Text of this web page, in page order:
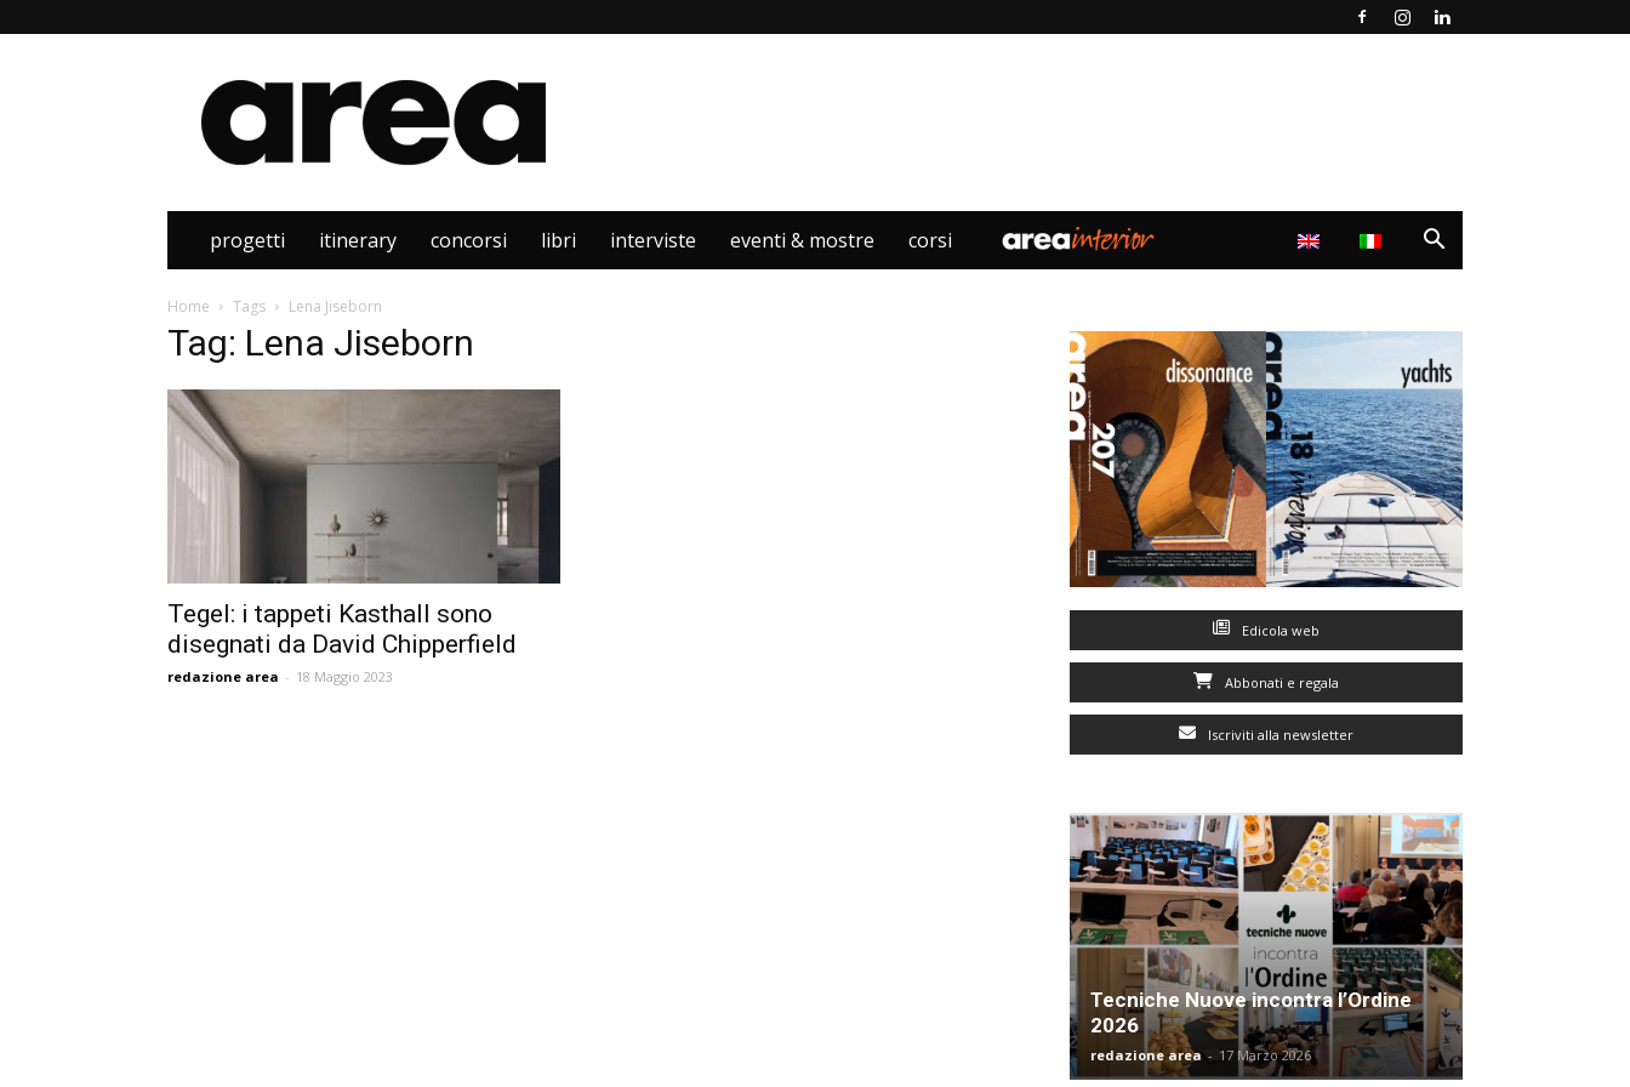
Area
progetti itinerary concorsi libri interviste eventi & mostre corsi
Home Tags Lena Jiseborn
Tag: Lena Jiseborn
Tegel: i tappeti Kasthall sono
disegnati da David Chipperfield
redazione area - 18 Maggio 2023
Edicola web
Abbonati e regala
Iscriviti alla newsletter
Tecniche Nuove incontra l’Ordine
2026
redazione area - 17 Marzo 2026